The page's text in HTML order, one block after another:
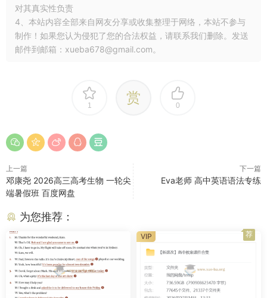
对其真实性负责
4、本站内容全部来自网友分享或收集整理于网络，本站不参与
制作！如果您认为侵犯了您的合法权益，请联系我们删除。发送
邮件到邮箱：xueba678@gmail.com。
1 赏 0
上一篇
邓康尧 2026高三高考生物 一轮尖
端暑假班 百度网盘
下一篇
Eva老师 高中英语语法专练
为您推荐：
VIP 荐